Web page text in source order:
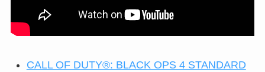
CALL OF DUTY®: BLACK OPS 4 STANDARD